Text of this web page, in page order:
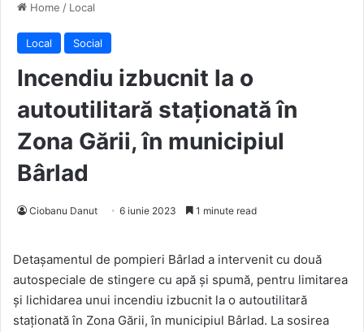
Home / Local
Local Social
Incendiu izbucnit la o
autoutilitară staționată în
Zona Gării, în municipiul
Bârlad
Ciobanu Danut 6 iunie 2023 1 minute read
Detașamentul de pompieri Bârlad a intervenit cu două
autospeciale de stingere cu apă și spumă, pentru limitarea
și lichidarea unui incendiu izbucnit la o autoutilitară
staționată în Zona Gării, în municipiul Bârlad. La sosirea